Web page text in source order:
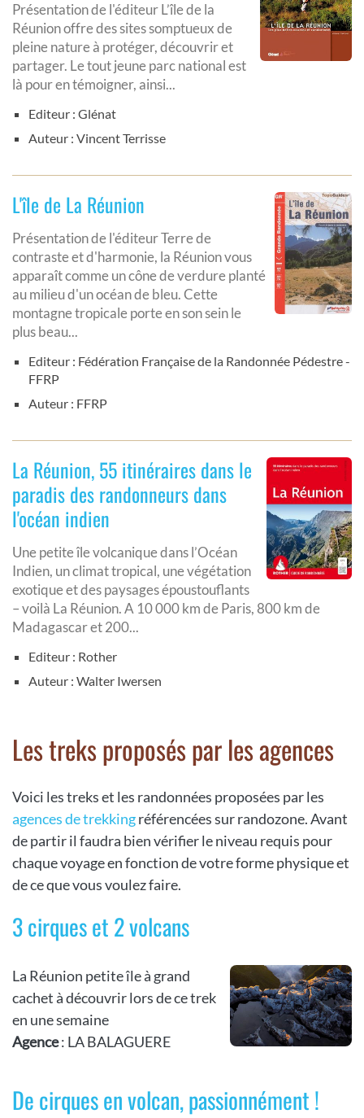
Présentation de l'éditeur L’île de la
Réunion offre des sites somptueux de
pleine nature à protéger, découvrir et
partager. Le tout jeune parc national est
là pour en témoigner, ainsi...
Editeur : Glénat
Auteur : Vincent Terrisse
L'île de La Réunion
Présentation de l'éditeur Terre de
contraste et d'harmonie, la Réunion vous
apparaît comme un cône de verdure planté
au milieu d'un océan de bleu. Cette
montagne tropicale porte en son sein le
plus beau...
Editeur : Fédération Française de la Randonnée Pédestre -
FFRP
Auteur : FFRP
La Réunion, 55 itinéraires dans le
paradis des randonneurs dans
l'océan indien
Une petite île volcanique dans l’Océan
Indien, un climat tropical, une végétation
exotique et des paysages époustouflants
– voilà La Réunion. A 10 000 km de Paris, 800 km de
Madagascar et 200...
Editeur : Rother
Auteur : Walter Iwersen
Les treks proposés par les agences
Voici les treks et les randonnées proposées par les
agences de trekkingréférencées sur randozone. Avant
de partir il faudra bien vérifier le niveau requis pour
chaque voyage en fonction de votre forme physique et
de ce que vous voulez faire.
3 cirques et 2 volcans
La Réunion petite île à grand
cachet à découvrir lors de ce trek
en une semaine
Agence: LA BALAGUERE
De cirques en volcan, passionnément !